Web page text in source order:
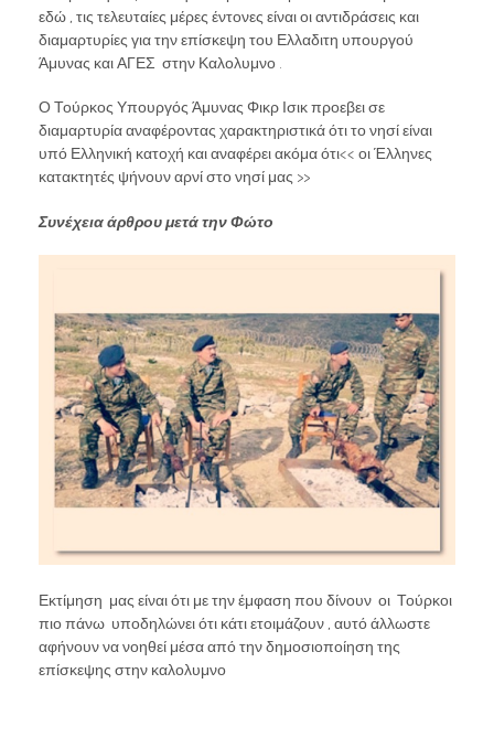
εδώ , τις τελευταίες μέρες έντονες είναι οι αντιδράσεις και
διαμαρτυρίες για την επίσκεψη του Ελλαδιτη υπουργού
Άμυνας και ΑΓΕΣ στην Καλολυμνο .
Ο Τούρκος Υπουργός Άμυνας Φικρ Ισικ προεβει σε
διαμαρτυρία αναφέροντας χαρακτηριστικά ότι το νησί είναι
υπό Ελληνική κατοχή και αναφέρει ακόμα ότι<< οι Έλληνες
κατακτητές ψήνουν αρνί στο νησί μας >>
Συνέχεια άρθρου μετά την Φώτο
Εκτίμηση μας είναι ότι με την έμφαση που δίνουν οι Τούρκοι
πιο πάνω υποδηλώνει ότι κάτι ετοιμάζουν , αυτό άλλωστε
αφήνουν να νοηθεί μέσα από την δημοσιοποίηση της
επίσκεψης στην καλολυμνο